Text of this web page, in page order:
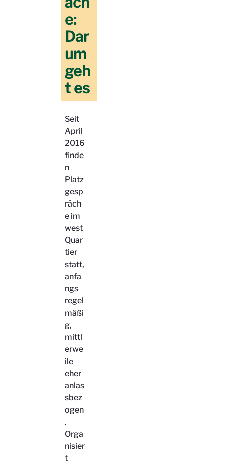
e:
Dar
um
geh
t es
Seit
April
2016
finde
n
Platz
gesp
räch
e im
west
Quar
tier
statt,
anfa
ngs
regel
mäßi
g,
mittl
erwe
ile
eher
anlas
sbez
ogen
.
Orga
nisier
t